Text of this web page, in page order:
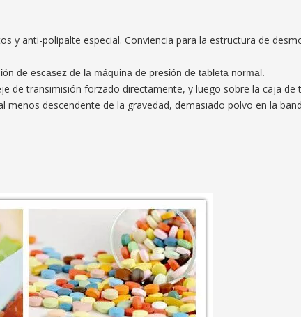
y anti-polipalte especial. Conviencia para la estructura de
de escasez de la máquina de presión de tableta normal.
de transimisión forzado directamente, y luego sobre la caja
menos descendente de la gravedad, demasiado polvo en la